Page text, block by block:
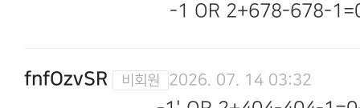
-1 OR 2+678-678-
fnfOzvSR 2026. 07. 14 03:32